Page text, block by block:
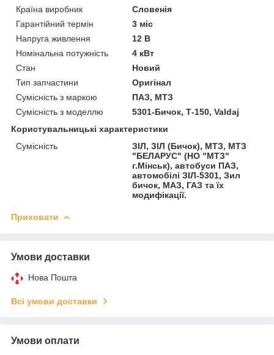
Країна виробник
Словенія
Гарантійний термін
3 міс
Напруга живлення
12 В
Номінальна потужність
4 кВт
Стан
Новий
Тип запчастини
Оригінал
Сумісність з маркою
ПАЗ, МТЗ
Сумісність з моделлю
5301-Бичок, Т-150, Valdaj
Користувальницькі характеристики
Сумісність
ЗІЛ, ЗІЛ (Бичок), МТЗ, МТЗ
"БЕЛАРУС" (НО "МТЗ"
г.Мінськ), автобуси ПАЗ,
автомобілі ЗІЛ-5301, Зил
бичок, МАЗ, ГАЗ та їх
модифікації.
Приховати
Умови доставки
Нова Пошта
Всі умови доставки
Умови оплати